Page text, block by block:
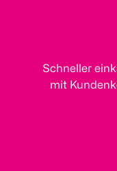
Schneller
mit